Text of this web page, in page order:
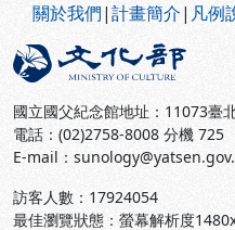
關於我們|計畫簡介| 凡例
國立國父紀念館地址：11073臺
電話：(02)2758-8008 分機 725
E-mail：
訪客人數： 17924054
最佳瀏覽狀態：螢幕解析度